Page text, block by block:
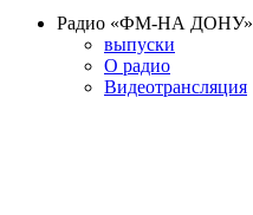
Радио «ФМ-НА ДОНУ»
выпуски
О радио
Видеотрансляция